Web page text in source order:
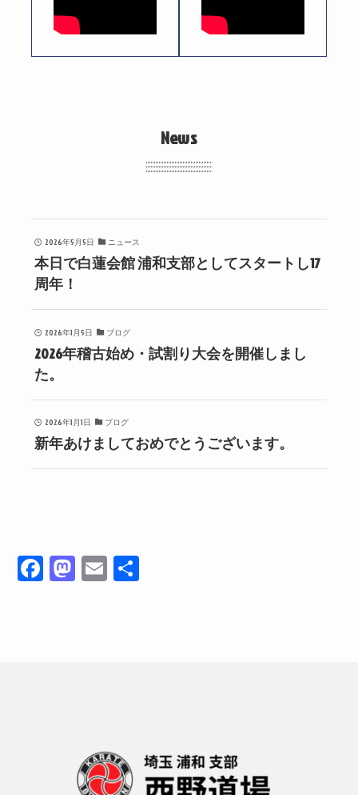
News
2026年5月5日 ニュース
本日で白蓮会館 浦和支部としてスタートし17
周年！
2026年1月5日 ブログ
2026年稽古始め・試割り大会を開催しまし
た。
2026年1月1日 ブログ
新年あけましておめでとうございます。
Fa
ce
M
as
E
m
共